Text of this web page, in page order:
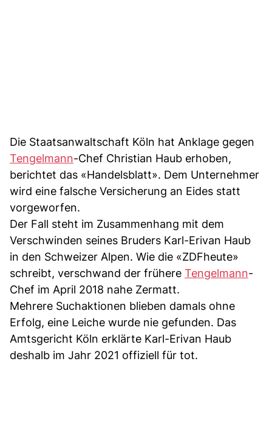
Die Staatsanwaltschaft Köln hat Anklage gegen
Tengelmann-Chef Christian Haub erhoben,
berichtet das «Handelsblatt». Dem Unternehmer
wird eine falsche Versicherung an Eides statt
vorgeworfen.
Der Fall steht im Zusammenhang mit dem
Verschwinden seines Bruders Karl-Erivan Haub
in den Schweizer Alpen. Wie die «ZDFheute»
schreibt, verschwand der frühere Tengelmann-
Chef im April 2018 nahe Zermatt.
Mehrere Suchaktionen blieben damals ohne
Erfolg, eine Leiche wurde nie gefunden. Das
Amtsgericht Köln erklärte Karl-Erivan Haub
deshalb im Jahr 2021 offiziell für tot.